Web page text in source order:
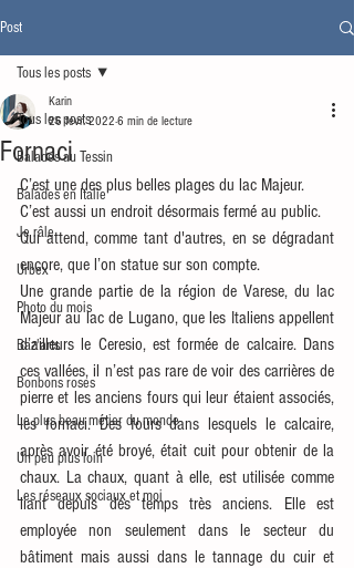
Post
Tous les posts
Balades au Tessin
Balades en Italie
Je râle
Urbex
Photo du mois
Baz'arts
Bonbons roses
Le plus beau métier du monde
Un peu plus loin
Les réseaux sociaux et moi
Tous les posts
Fornaci
Karin
26 févr. 2022 6 min de lecture
C’est une des plus belles plages du lac Majeur.
C’est aussi un endroit désormais fermé au public.
Qui attend, comme tant d'autres, en se dégradant
encore, que l’on statue sur son compte.
Une grande partie de la région de Varese, du lac
Majeur au lac de Lugano, que les Italiens appellent
d’ailleurs le Ceresio, est formée de calcaire. Dans
ces vallées, il n’est pas rare de voir des carrières de
pierre et les anciens fours qui leur étaient associés,
les fornaci. Des fours dans lesquels le calcaire,
après avoir été broyé, était cuit pour obtenir de la
chaux. La chaux, quant à elle, est utilisée comme
liant depuis des temps très anciens. Elle est
employée non seulement dans le secteur du
bâtiment mais aussi dans le tannage du cuir et